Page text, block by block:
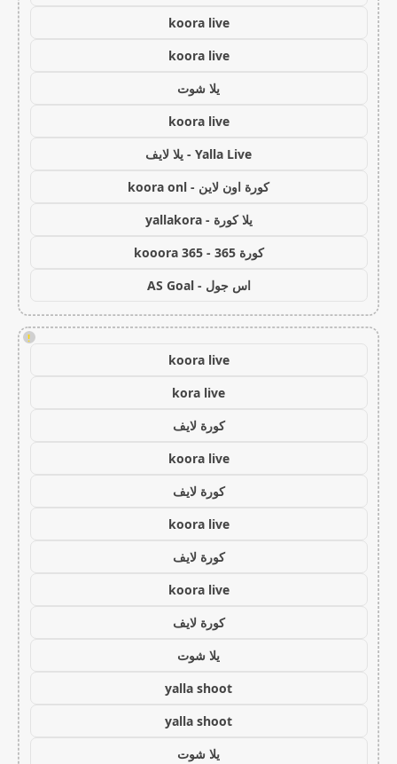
koora live
koora live
يلا شوت
koora live
Yalla Live - يلا لايف
كورة اون لاين - koora onl
يلا كورة - yallakora
كورة 365 - kooora 365
اس جول - AS Goal
!
koora live
kora live
كورة لايف
koora live
كورة لايف
koora live
كورة لايف
koora live
كورة لايف
يلا شوت
yalla shoot
yalla shoot
يلا شوت